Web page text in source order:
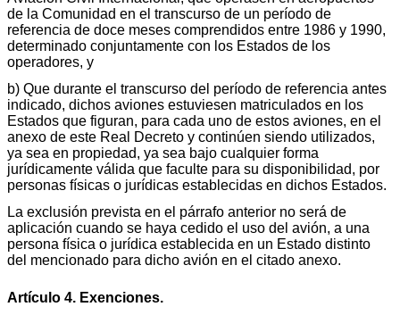
de la Comunidad en el transcurso de un período de
referencia de doce meses comprendidos entre 1986 y 1990,
determinado conjuntamente con los Estados de los
operadores, y
b) Que durante el transcurso del período de referencia antes
indicado, dichos aviones estuviesen matriculados en los
Estados que figuran, para cada uno de estos aviones, en el
anexo de este Real Decreto y continúen siendo utilizados,
ya sea en propiedad, ya sea bajo cualquier forma
jurídicamente válida que faculte para su disponibilidad, por
personas físicas o jurídicas establecidas en dichos Estados.
La exclusión prevista en el párrafo anterior no será de
aplicación cuando se haya cedido el uso del avión, a una
persona física o jurídica establecida en un Estado distinto
del mencionado para dicho avión en el citado anexo.
Artículo 4. Exenciones.